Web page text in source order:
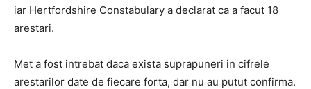
iar Hertfordshire Constabulary a declarat ca a facut 18
arestari.
Met a fost intrebat daca exista suprapuneri in cifrele
arestarilor date de fiecare forta, dar nu au putut confirma.